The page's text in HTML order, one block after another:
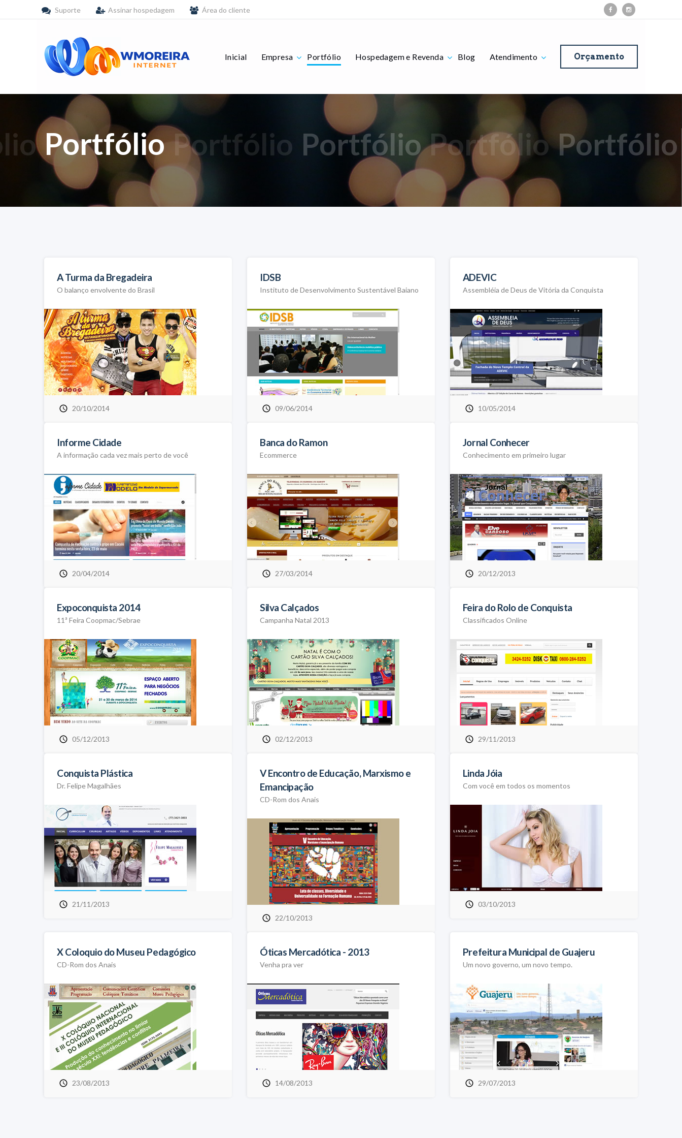
Suporte Assinar hospedagem Área do cliente
Orçamento
Inicial Empresa Portfólio Hospedagem e Revenda Blog Atendimento
Portfólio Portfólio Portfólio Portfólio Portfólio
A Turma da Bregadeira
O balanço envolvente do Brasil
20/10/2014
IDSB
Instituto de Desenvolvimento Sustentável Baiano
09/06/2014
ADEVIC
Assembléia de Deus de Vitória da Conquista
10/05/2014
Informe Cidade
A informação cada vez mais perto de você
20/04/2014
Banca do Ramon
Ecommerce
27/03/2014
Jornal Conhecer
Conhecimento em primeiro lugar
20/12/2013
Expoconquista 2014
11ª Feira Coopmac/Sebrae
05/12/2013
Silva Calçados
Campanha Natal 2013
02/12/2013
Feira do Rolo de Conquista
Classificados Online
29/11/2013
Conquista Plástica
Dr. Felipe Magalhães
21/11/2013
V Encontro de Educação, Marxismo e
Emancipação
CD-Rom dos Anais
22/10/2013
Linda Jóia
Com você em todos os momentos
03/10/2013
X Coloquio do Museu Pedagógico
CD-Rom dos Anais
23/08/2013
Óticas Mercadótica - 2013
Venha pra ver
14/08/2013
Prefeitura Municipal de Guajeru
Um novo governo, um novo tempo.
29/07/2013